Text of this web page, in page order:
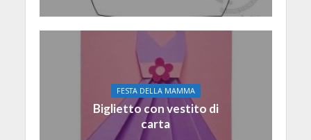
FESTA DELLA MAMMA
Biglietto con vestito di
carta